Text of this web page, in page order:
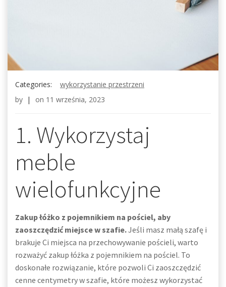
Categories:
wykorzystanie przestrzeni
by | on 11 września, 2023
1. Wykorzystaj
meble
wielofunkcyjne
Zakup łóżko z pojemnikiem na pościel, aby
zaoszczędzić miejsce w szafie.Jeśli masz małą szafę i
brakuje Ci miejsca na przechowywanie pościeli, warto
rozważyć zakup łóżka z pojemnikiem na pościel. To
doskonałe rozwiązanie, które pozwoli Ci zaoszczędzić
cenne centymetry w szafie, które możesz wykorzystać